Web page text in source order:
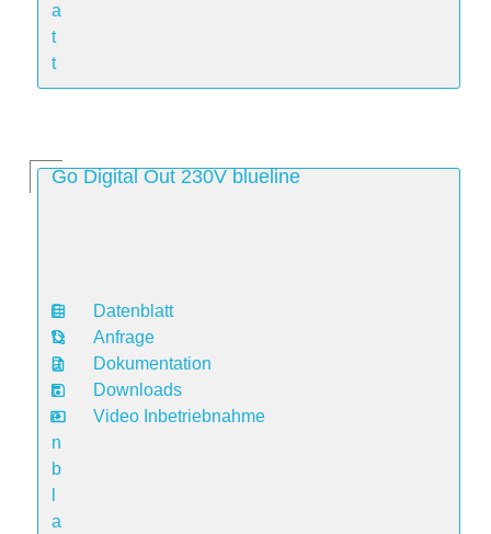
a
t
t
Go Digital Out 230V blueline
D
a
t
e
n
b
a
Datenblatt
Anfrage
Dokumentation
Downloads
Video Inbetriebnahme